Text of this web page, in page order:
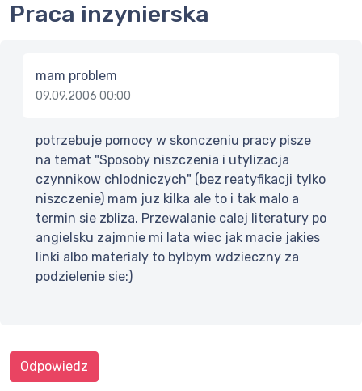
praca inzynierska
mam problem
09.09.2006 00:00
potrzebuje pomocy w skonczeniu pracy pisze
na temat "Sposoby niszczenia i utylizacja
czynnikow chlodniczych" (bez reatyfikacji tylko
niszczenie) mam juz kilka ale to i tak malo a
termin sie zbliza. Przewalanie calej literatury po
angielsku zajmnie mi lata wiec jak macie jakies
linki albo materialy to bylbym wdzieczny za
podzielenie sie:)
Odpowiedz